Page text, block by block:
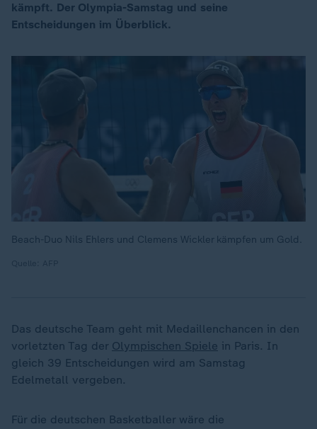
kämpft. Der Olympia-Samstag und seine
Entscheidungen im Überblick.
Beach-Duo Nils Ehlers und Clemens Wickler kämpfen um Gold.
Das deutsche Team geht mit Medaillenchancen in den
vorletzten Tag der Olympischen Spiele in Paris. In
gleich 39 Entscheidungen wird am Samstag
Edelmetall vergeben.
Für die deutschen Basketballer wäre die